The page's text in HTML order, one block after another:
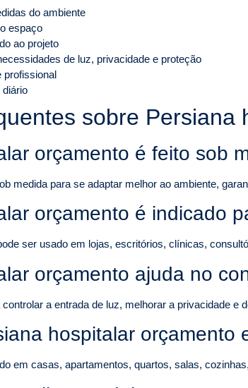
do ambiente
espaço
ao projeto
de luz, privacidade e proteção
profissional
diário
sobre Persiana
orçamento é feito sob
medida para se adaptar melhor ao ambiente,
orçamento é indicado
ser usado em lojas, escritórios, clínicas,
orçamento ajuda no
a entrada de luz, melhorar a privacidade e
hospitalar orçamento
em casas, apartamentos, quartos, salas,